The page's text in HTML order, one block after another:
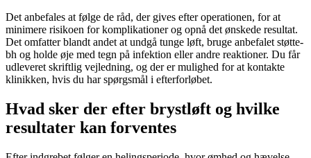
Det anbefales at følge de råd, der gives efter operationen, for at
minimere risikoen for komplikationer og opnå det ønskede resultat.
Det omfatter blandt andet at undgå tunge løft, bruge anbefalet støtte-
bh og holde øje med tegn på infektion eller andre reaktioner. Du får
udleveret skriftlig vejledning, og der er mulighed for at kontakte
klinikken, hvis du har spørgsmål i efterforløbet.
Hvad sker der efter brystløft og hvilke
resultater kan forventes